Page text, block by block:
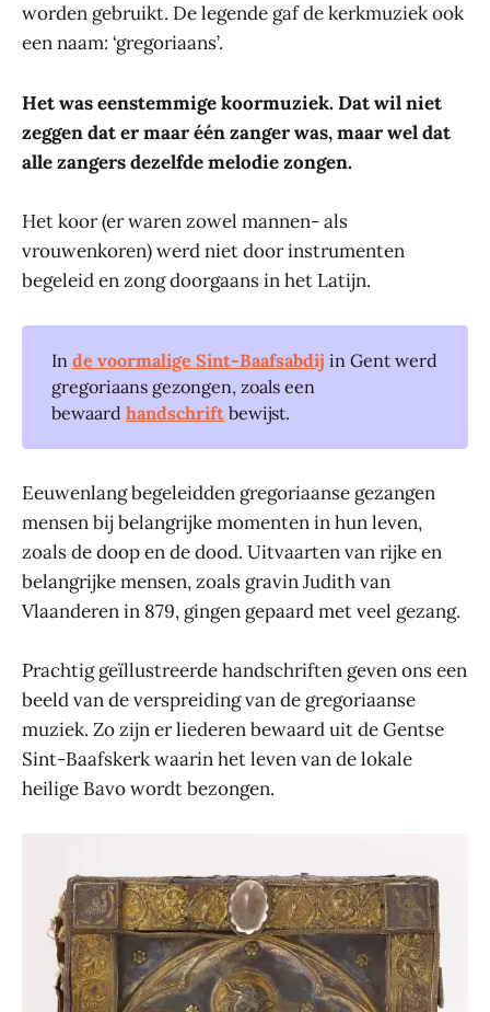
worden gebruikt. De legende gaf de kerkmuziek ook
een naam: ‘gregoriaans’.
Het was eenstemmige koormuziek. Dat wil niet
zeggen dat er maar één zanger was, maar wel dat
alle zangers dezelfde melodie zongen.
Het koor (er waren zowel mannen- als
vrouwenkoren) werd niet door instrumenten
begeleid en zong doorgaans in het Latijn.
Inde voormalige Sint-Baafsabdij in Gent werd
gregoriaans gezongen, zoals een
bewaardhandschrift bewijst.
Eeuwenlang begeleidden gregoriaanse gezangen
mensen bij belangrijke momenten in hun leven,
zoals de doop en de dood. Uitvaarten van rijke en
belangrijke mensen, zoals gravin Judith van
Vlaanderen in 879, gingen gepaard met veel gezang.
Prachtig geïllustreerde handschriften geven ons een
beeld van de verspreiding van de gregoriaanse
muziek. Zo zijn er liederen bewaard uit de Gentse
Sint-Baafskerk waarin het leven van de lokale
heilige Bavo wordt bezongen.